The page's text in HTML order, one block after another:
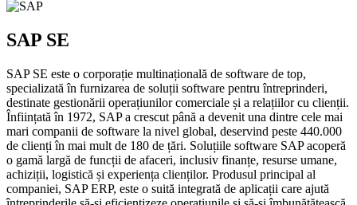
SAP SE
SAP SE este o corporație multinațională de software de top,
specializată în furnizarea de soluții software pentru întreprinderi,
destinate gestionării operațiunilor comerciale și a relațiilor cu clienții.
Înființată în 1972, SAP a crescut până a devenit una dintre cele mai
mari companii de software la nivel global, deservind peste 440.000
de clienți în mai mult de 180 de țări. Soluțiile software SAP acoperă
o gamă largă de funcții de afaceri, inclusiv finanțe, resurse umane,
achiziții, logistică și experiența clienților. Produsul principal al
companiei, SAP ERP, este o suită integrată de aplicații care ajută